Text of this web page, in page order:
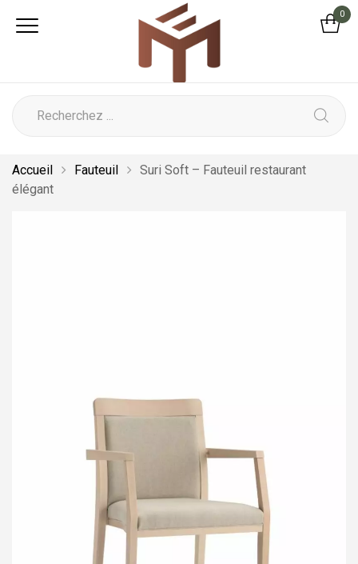
0
Accueil Fauteuil
Suri Soft – Fauteuil restaurant
élégant